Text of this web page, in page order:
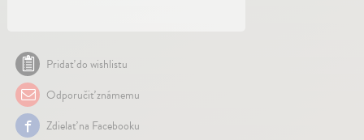
Pridať do wishlistu
Odporučiť známemu
Zdielať na Facebooku